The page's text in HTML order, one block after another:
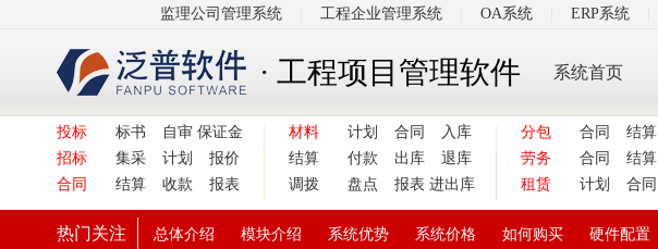
监理公司管理系统 工程企业管理系统 OA系统 ERP系统
· 工程项目管理软件 系统首页
投标 标书 自审 保证金
招标
集采 计划
报价
合同
结算 收款 报表
材料 计划 合同
入库
结算
付款 出库
退库
调拨
盘点 报表 进出库
分包 合同 结算
劳务
合同 结算
租赁
计划 合同
热门关注 总体介绍 模块介绍 系统优势 系统价格 如何购买 硬件配置